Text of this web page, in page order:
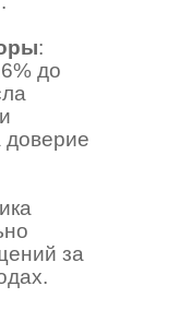
:
до
доверие
за